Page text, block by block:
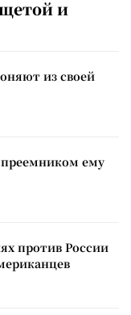
и
из своей
ему
против России